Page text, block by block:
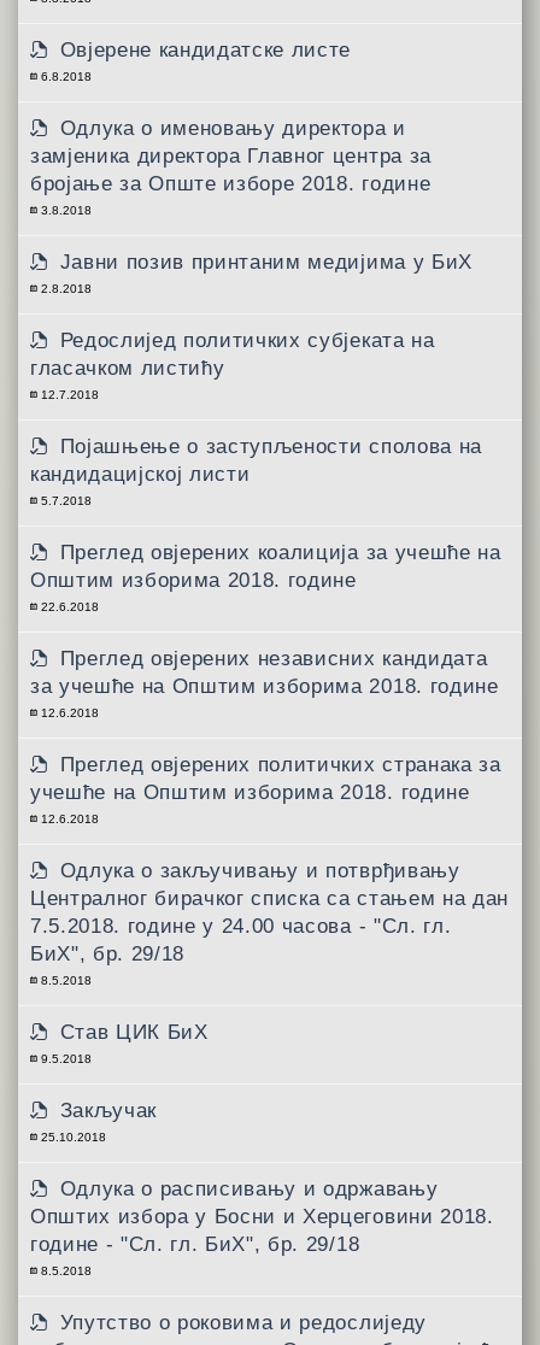
Овјерене кандидатске листе
6.8.2018
Одлука о именовању директора и
замјеника директора Главног центра за
бројање за Опште изборе 2018. године
3.8.2018
Јавни позив принтаним медијима у БиХ
2.8.2018
Редослијед политичких субјеката на
гласачком листићу
12.7.2018
Појашњење о заступљености сполова на
кандидацијској листи
5.7.2018
Преглед овјерених коалиција за учешће на
Општим изборима 2018. године
22.6.2018
Преглед овјерених независних кандидата
за учешће на Општим изборима 2018. године
12.6.2018
Преглед овјерених политичких странака за
учешће на Општим изборима 2018. године
12.6.2018
Одлукa о закључивању и потврђивању
Централног бирачког списка са стањем на дан
7.5.2018. године у 24.00 часова - "Сл. гл.
БиХ", бр. 29/18
8.5.2018
Став ЦИК БиХ
9.5.2018
Закључак
25.10.2018
Одлукa о расписивању и одржавању
Општих избора у Босни и Херцеговини 2018.
године - "Сл. гл. БиХ", бр. 29/18
8.5.2018
Упутствo о роковима и редослиједу